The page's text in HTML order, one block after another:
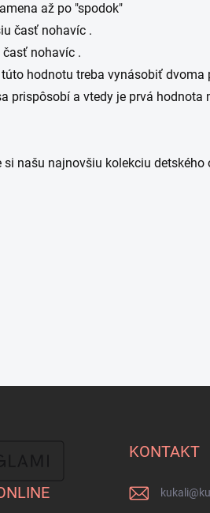
až po "spodok"
časť nohavíc .
nohavíc .
hodnotu treba vynásobiť dvoma
a vtedy je prvá hodnota
našu najnovšiu kolekciu detského
KONTAKT
kukali@